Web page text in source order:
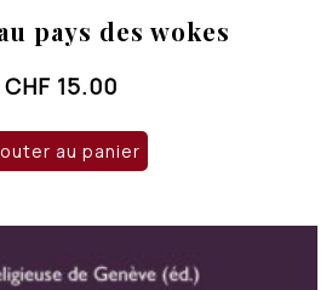
pays des wokes
CHF 15.00
au panier